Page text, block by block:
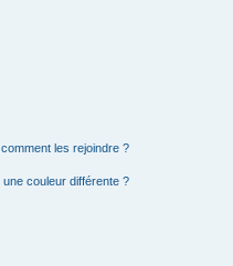
les rejoindre ?
couleur différente ?